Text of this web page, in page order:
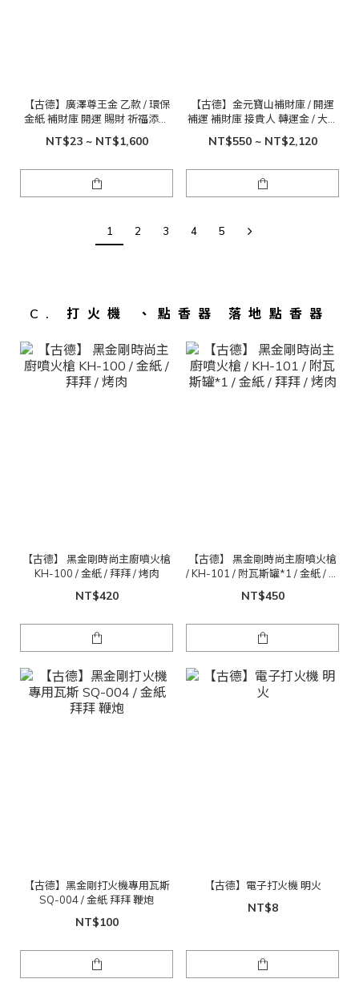
【古德】廣澤尊王金 乙款 / 環保
金紙 補財庫 開運 賜財 祈福添財
NT$23 ~ NT$1,600
【古德】金元寶山補財庫 / 開運
補運 補財庫 接貴人 轉運金 / 大元
NT$550 ~ NT$2,120
1 2 3 4 5
C. 打火機 、點香器 落地點香器
【古德】 黑金剛時尚主廚噴火槍
KH-100 / 金紙 / 拜拜 / 烤肉
NT$420
【古德】 黑金剛時尚主廚噴火槍
/ KH-101 / 附瓦斯罐*1 / 金紙 / 拜
拜 / 烤肉
NT$450
【古德】黑金剛打火機專用瓦斯
SQ-004 / 金紙 拜拜 鞭炮
NT$100
【古德】電子打火機 明火
NT$8